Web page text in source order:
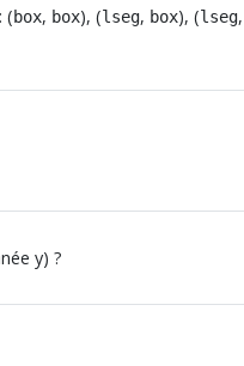
(box, box), (lseg, box), (lseg,
y) ?